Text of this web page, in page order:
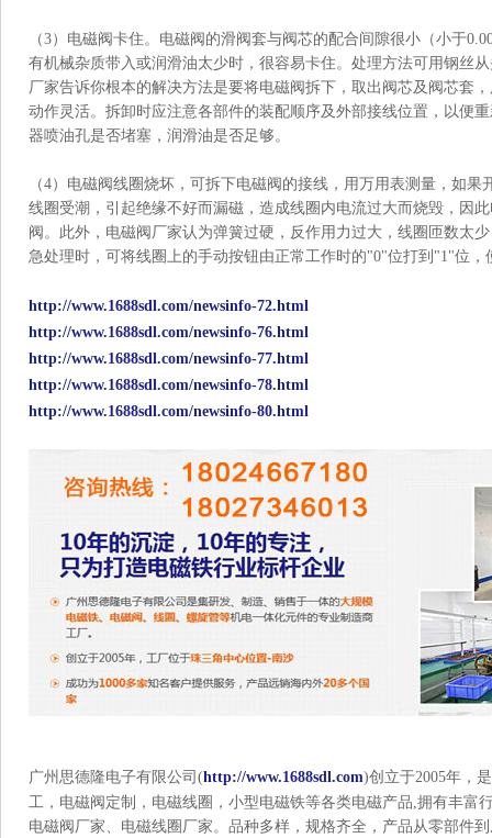
（3）电磁阀卡住。电磁阀的滑阀套与阀芯的配合间隙很小（小于
有机械杂质带入或润滑油太少时，很容易卡住。处理方法可用钢丝
厂家告诉你根本的解决方法是要将电磁阀拆下，取出阀芯及阀芯套
动作灵活。拆卸时应注意各部件的装配顺序及外部接线位置，以便
器喷油孔是否堵塞，润滑油是否足够。
（4）电磁阀线圈烧坏，可拆下电磁阀的接线，用万用表测量，如
线圈受潮，引起绝缘不好而漏磁，造成线圈内电流过大而烧毁，因
阀。此外，电磁阀厂家认为弹簧过硬，反作用力过大，线圈匝数太
急处理时，可将线圈上的手动按钮由正常工作时的"0"位打到"1"位，
http://www.1688sdl.com/newsinfo-72.html
http://www.1688sdl.com/newsinfo-76.html
http://www.1688sdl.com/newsinfo-77.html
http://www.1688sdl.com/newsinfo-78.html
http://www.1688sdl.com/newsinfo-80.html
广州思德隆电子有限公司(http://www.1688sdl.com)创立于2005年，
工，电磁阀定制，电磁线圈，小型电磁铁等各类电磁产品,拥有丰富
电磁阀厂家、电磁线圈厂家。品种多样，规格齐全，产品从零部件